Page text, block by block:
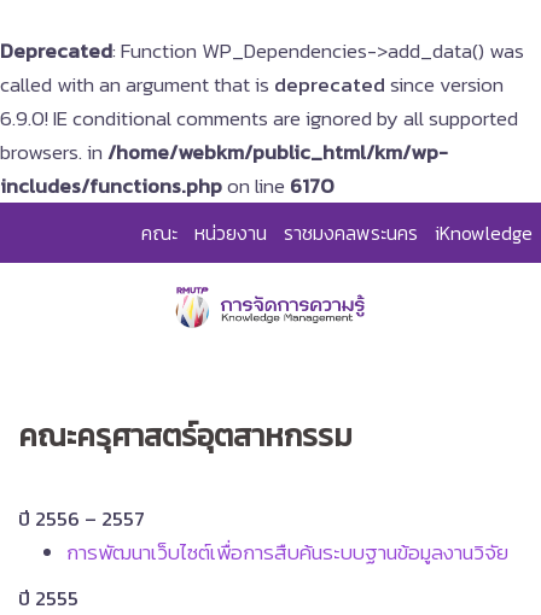
Deprecated: Function WP_Dependencies->add_data() was
called with an argument that is deprecatedsince version
6.9.0! IE conditional comments are ignored by all supported
browsers. in/home/webkm/public_html/km/wp-
includes/functions.phpon line 6170
คณะ หน่วยงาน ราชมงคลพระนคร iKnowledge
คณะครุศาสตร์อุตสาหกรรม
ปี 2556 – 2557
การพัฒนาเว็บไซต์เพื่อการสืบค้นระบบฐานข้อมูลงานวิจัย
ปี 2555